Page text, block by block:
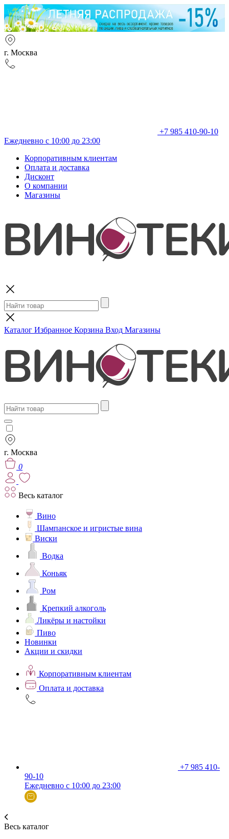
г. Москва
+7 985 410-90-10
Ежедневно с 10:00 до 23:00
Корпоративным клиентам
Оплата и доставка
Дисконт
О компании
Магазины
Каталог Избранное Корзина Вход Магазины
г. Москва
0
Весь каталог
Вино
Шампанское и игристые вина
Виски
Водка
Коньяк
Ром
Крепкий алкоголь
Ликёры и настойки
Пиво
Новинки
Акции и скидки
Корпоративным клиентам
Оплата и доставка
+7 985 410-
90-10
Ежедневно с 10:00 до 23:00
Весь каталог